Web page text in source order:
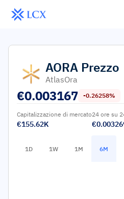
AORA Prezzo
AtlasOra
€0.003167 -0.26258%
Capitalizzazione di mercato
€155.62K
24 ore su
1D 1W 1M 6M